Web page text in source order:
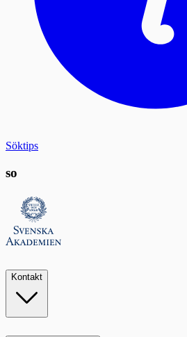
Söktips
so
Kontakt